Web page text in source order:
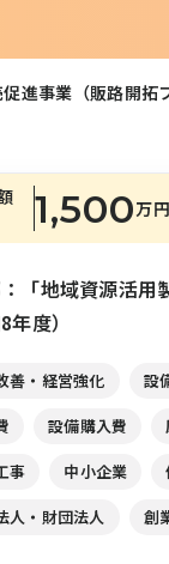
進事業（販路開拓
1,500万円
「地域資源活用
年度）
善・経営強化 設
設備購入費
事
中小企業
人・財団法人
創